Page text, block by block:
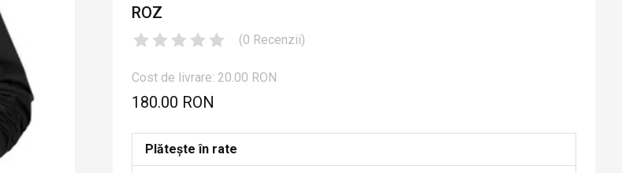
ROZ
(0 Recenzii)
Cost de livrare: 20.00 RON
180.00 RON
Plătește în rate